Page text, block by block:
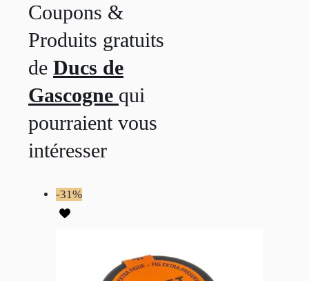
Coupons &
Produits gratuits
de Ducs de
Gascogne qui
pourraient vous
intéresser
-31%